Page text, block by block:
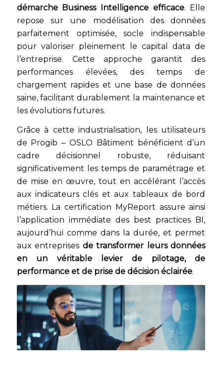
démarche Business Intelligence efficace. Elle
repose sur une modélisation des données
parfaitement optimisée, socle indispensable
pour valoriser pleinement le capital data de
l’entreprise. Cette approche garantit des
performances élevées, des temps de
chargement rapides et une base de données
saine, facilitant durablement la maintenance et
les évolutions futures.
Grâce à cette industrialisation, les utilisateurs
de Progib – OSLO Bâtiment bénéficient d’un
cadre décisionnel robuste, réduisant
significativement les temps de paramétrage et
de mise en œuvre, tout en accélérant l’accès
aux indicateurs clés et aux tableaux de bord
métiers. La certification MyReport assure ainsi
l’application immédiate des best practices BI,
aujourd’hui comme dans la durée, et permet
aux entreprises de transformer leurs données
en un véritable levier de pilotage, de
performance et de prise de décision éclairée.